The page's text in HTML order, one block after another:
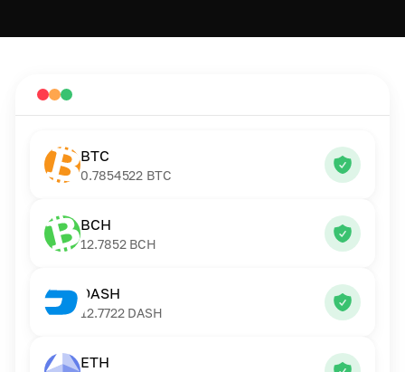
BTC
0.7854522 BTC
BCH
12.7852 BCH
DASH
12.7722 DASH
ETH